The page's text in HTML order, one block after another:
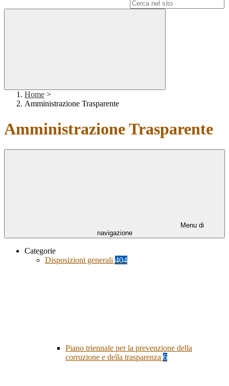
Home >
Amministrazione Trasparente
Amministrazione Trasparente
Menu di
navigazione
Categorie
Disposizioni generali 404
Piano triennale per la prevenzione della
corruzione e della trasparenza 6